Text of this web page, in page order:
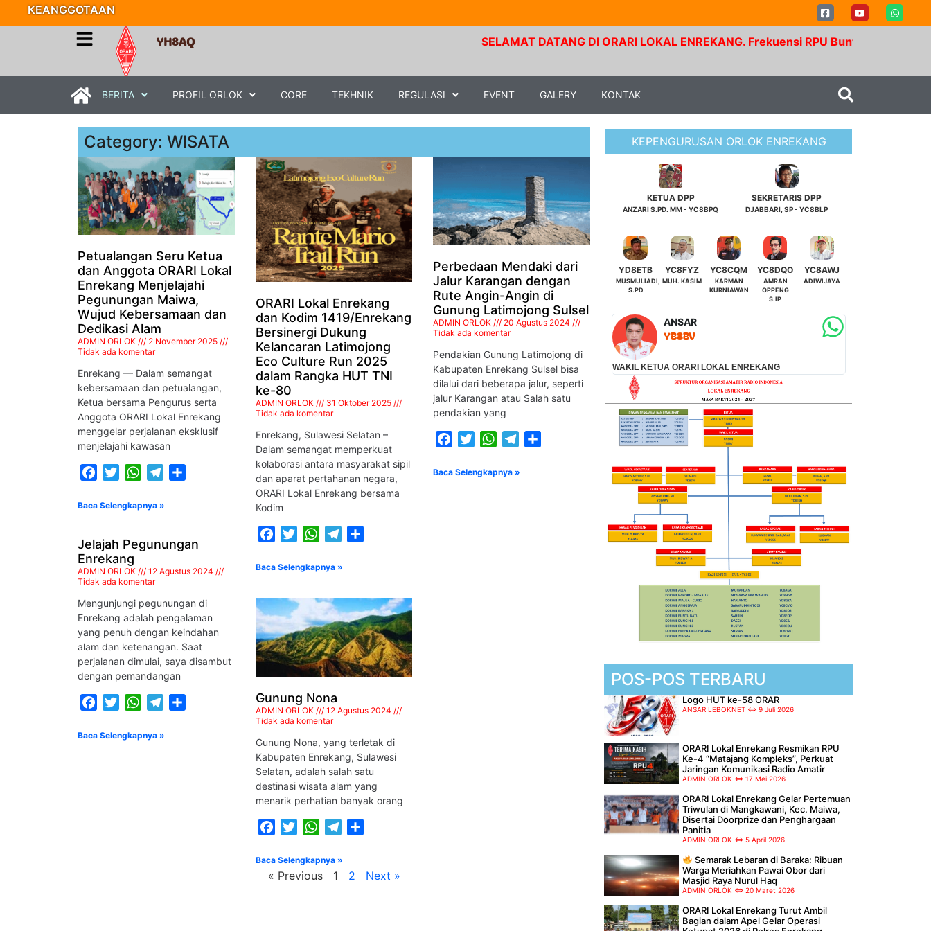
KEANGGOTAAN
YH8AQ SELAMAT DATANG DI ORARI LOKAL ENREKANG. Frekuensi RPU Buntu Bolong. Tx
BERITA PROFIL ORLOK CORE TEKHNIK REGULASI EVENT GALERY KONTAK
Category: WISATA
Petualangan Seru Ketua
dan Anggota ORARI Lokal
Enrekang Menjelajahi
Pegunungan Maiwa,
Wujud Kebersamaan dan
Dedikasi Alam
ADMIN ORLOK
2 November 2025
Tidak ada komentar
Enrekang — Dalam semangat
kebersamaan dan petualangan,
Ketua bersama Pengurus serta
Anggota ORARI Lokal Enrekang
menggelar perjalanan eksklusif
menjelajahi kawasan
FacebookTwitterWhatsAppTelegram
Baca Selengkapnya »
ORARI Lokal Enrekang
dan Kodim 1419/Enrekang
Bersinergi Dukung
Kelancaran Latimojong
Eco Culture Run 2025
dalam Rangka HUT TNI
ke-80
ADMIN ORLOK
31 Oktober 2025
Tidak ada komentar
Enrekang, Sulawesi Selatan –
Dalam semangat memperkuat
kolaborasi antara masyarakat sipil
dan aparat pertahanan negara,
ORARI Lokal Enrekang bersama
Kodim
FacebookTwitterWhatsAppTelegram
Baca Selengkapnya »
Perbedaan Mendaki dari
Jalur Karangan dengan
Rute Angin-Angin di
Gunung Latimojong Sulsel
ADMIN ORLOK
20 Agustus 2024
Tidak ada komentar
Pendakian Gunung Latimojong di
Kabupaten Enrekang Sulsel bisa
dilalui dari beberapa jalur, seperti
jalur Karangan atau Salah satu
pendakian yang
Facebook
TwitterWhatsAppTelegram
Baca Selengkapnya »
Jelajah Pegunungan
Enrekang
ADMIN ORLOK
12 Agustus 2024
Tidak ada komentar
Mengunjungi pegunungan di
Enrekang adalah pengalaman
yang penuh dengan keindahan
alam dan ketenangan. Saat
perjalanan dimulai, saya disambut
dengan pemandangan
FacebookTwitterWhatsAppTelegram
Baca Selengkapnya »
Gunung Nona
ADMIN ORLOK
12 Agustus 2024
Tidak ada komentar
Gunung Nona, yang terletak di
Kabupaten Enrekang, Sulawesi
Selatan, adalah salah satu
destinasi wisata alam yang
menarik perhatian banyak orang
FacebookTwitterWhatsAppTelegram
Baca Selengkapnya »
« Previous 1 2 Next »
POS-POS TERBARU
Logo HUT ke-58 ORAR
ANSAR LEBOKNET 9 Juli 2026
ORARI Lokal Enrekang Resmikan RPU
Ke-4 “Matajang Kompleks”, Perkuat
Jaringan Komunikasi Radio Amatir
ADMIN ORLOK 17 Mei 2026
ORARI Lokal Enrekang Gelar Pertemuan
Triwulan di Mangkawani, Kec. Maiwa,
Disertai Doorprize dan Penghargaan
Panitia
ADMIN ORLOK 5 April 2026
Semarak Lebaran di Baraka: Ribuan
Warga Meriahkan Pawai Obor dari
Masjid Raya Nurul Haq
ADMIN ORLOK 20 Maret 2026
ORARI Lokal Enrekang Turut Ambil
Bagian dalam Apel Gelar Operasi
KEPENGURUSAN ORLOK ENREKANG
KETUA DPP
ANZARI S.PD. MM - YC8BPQ
SEKRETARIS DPP
DJABBARI, SP - YC8BLP
YD8ETB
MUSMULIADI,
S.PD
YC8FYZ
MUH. KASIM
YC8CQM
KARMAN
KURNIAWAN
YC8DQO
AMRAN
OPPENG
S.IP
YC8AWJ
ADIWIJAYA
M. ANDIS
YD8CPS
ABD.WAHID ARSYAD, SH
YB8EV
KETUA ORARI LOKAL ENREKANG
ANSAR
YB8BV
WAKIL KETUA ORARI LOKAL ENREKANG